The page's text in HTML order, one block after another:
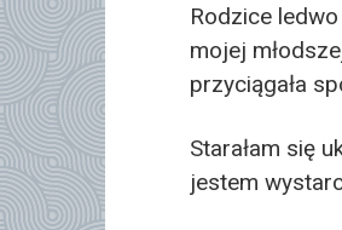
Rodzice
mojej
przyciągała
Starałam się
jestem